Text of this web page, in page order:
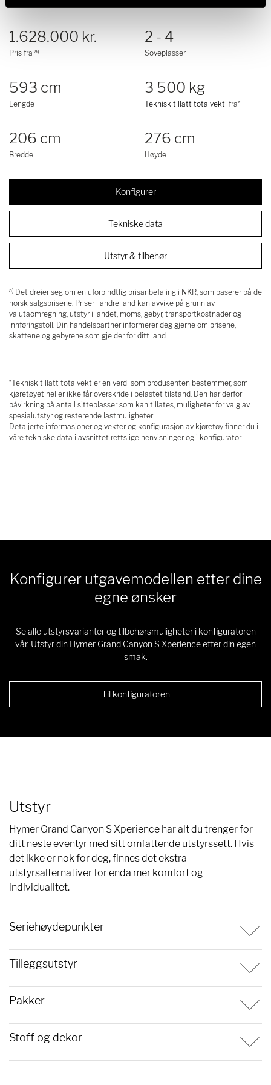
1.628.000 kr.
Pris fra a)
2 - 4
Soveplasser
593 cm
Lengde
3 500 kg
Teknisk tillatt totalvekt fra*
206 cm
Bredde
276 cm
Høyde
Konfigurer
Tekniske data
Utstyr & tilbehør
a) Det dreier seg om en uforbindtlig prisanbefaling i NKR, som baserer på de
norsk salgsprisene. Priser i andre land kan avvike på grunn av
valutaomregning, utstyr i landet, moms, gebyr, transportkostnader og
innføringstoll. Din handelspartner informerer deg gjerne om prisene,
skattene og gebyrene som gjelder for ditt land.
*Teknisk tillatt totalvekt er en verdi som produsenten bestemmer, som
kjøretøyet heller ikke får overskride i belastet tilstand. Den har derfor
påvirkning på antall sitteplasser som kan tillates, muligheter for valg av
spesialutstyr og resterende lastmuligheter.
Detaljerte informasjoner og vekter og konfigurasjon av kjøretøy finner du i
våre tekniske data i avsnittet rettslige henvisninger og i konfigurator.
Konfigurer utgavemodellen etter dine
egne ønsker
Se alle utstyrsvarianter og tilbehørsmuligheter i konfiguratoren
vår. Utstyr din Hymer Grand Canyon S Xperience etter din egen
smak.
Til konfiguratoren
Utstyr
Hymer Grand Canyon S Xperience har alt du trenger for
ditt neste eventyr med sitt omfattende utstyrssett. Hvis
det ikke er nok for deg, finnes det ekstra
utstyrsalternativer for enda mer komfort og
individualitet.
Seriehøydepunkter
Tilleggsutstyr
Pakker
Stoff og dekor